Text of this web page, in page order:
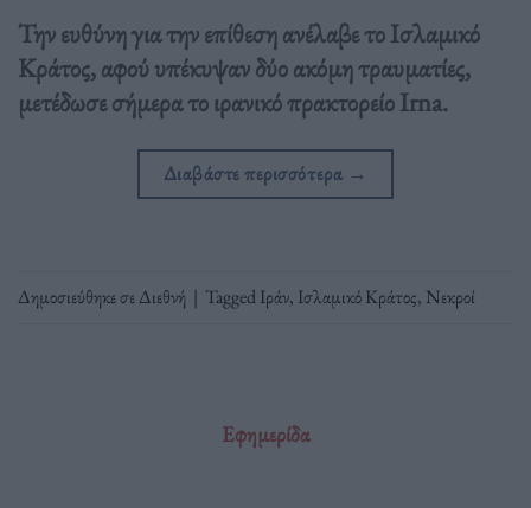
Την ευθύνη για την επίθεση ανέλαβε το Ισλαμικό
Κράτος, αφού υπέκυψαν δύο ακόμη τραυματίες,
μετέδωσε σήμερα το ιρανικό πρακτορείο Irna.
Διαβάστε περισσότερα →
Δημοσιεύθηκε σεΔιεθνή | TaggedΙράν, Ισλαμικό Κράτος, Νεκροί
Εφημερίδα